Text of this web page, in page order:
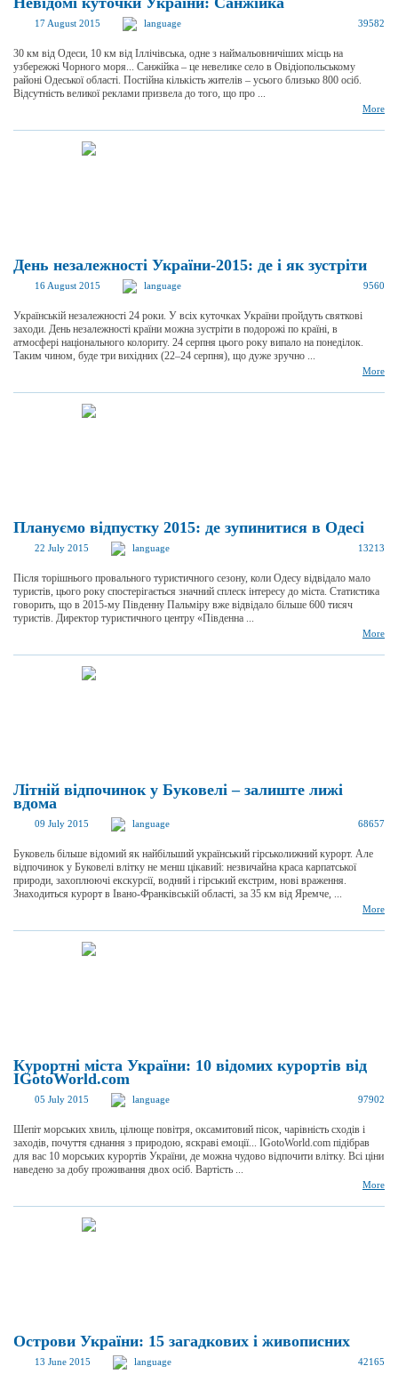
17 August 2015 language 39582
30 км від Одеси, 10 км від Іллічівська, одне з наймальовничіших місць на
узбережжі Чорного моря... Санжійка – це невелике село в Овідіопольському
районі Одеської області. Постійна кількість жителів – усього близько 800 осіб.
Відсутність великої реклами призвела до того, що про ...
More
День незалежності України-2015: де і як зустріти
16 August 2015 language 9560
Українській незалежності 24 роки. У всіх куточках України пройдуть святкові
заходи. День незалежності країни можна зустріти в подорожі по країні, в
атмосфері національного колориту. 24 серпня цього року випало на понеділок.
Таким чином, буде три вихідних (22–24 серпня), що дуже зручно ...
More
Плануємо відпустку 2015: де зупинитися в Одесі
22 July 2015 language 13213
Після торішнього провального туристичного сезону, коли Одесу відвідало мало
туристів, цього року спостерігається значний сплеск інтересу до міста. Статистика
говорить, що в 2015-му Південну Пальміру вже відвідало більше 600 тисяч
туристів. Директор туристичного центру «Південна ...
More
Літній відпочинок у Буковелі – залиште лижі
вдома
09 July 2015 language 68657
Буковель більше відомий як найбільший український гірськолижний курорт. Але
відпочинок у Буковелі влітку не менш цікавий: незвичайна краса карпатської
природи, захоплюючі екскурсії, водний і гірський екстрим, нові враження.
Знаходиться курорт в Івано-Франківській області, за 35 км від Яремче, ...
More
Курортні міста України: 10 відомих курортів від
IGotoWorld.com
05 July 2015 language 97902
Шепіт морських хвиль, цілюще повітря, оксамитовий пісок, чарівність сходів і
заходів, почуття єднання з природою, яскраві емоції... IGotoWorld.com підібрав
для вас 10 морських курортів України, де можна чудово відпочити влітку. Всі ціни
наведено за добу проживання двох осіб. Вартість ...
More
Острови України: 15 загадкових і живописних
13 June 2015 language 42165